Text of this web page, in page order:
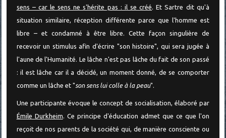
sens – car le sens ne s'hérite pas : il se créé. Et Sartre dit qu'à
situation similaire, réception différente parce que l'homme est
libre – et condamné à être libre. Cette façon singulière de
recevoir un stimulus afin d'écrire "son histoire", qui sera jugée à
l'aune de l'Humanité. Le lâche n'est pas lâche du fait de son passé
: il est lâche car il a décidé, un moment donné, de se comporter
comme un lâche et "son sens lui colle à la peau".
Une participante évoque le concept de socialisation, élaboré par
Émile Durkheim. Ce principe d'éducation admet que ce que l'on
reçoit de nos parents de la société qui, de manière consciente ou